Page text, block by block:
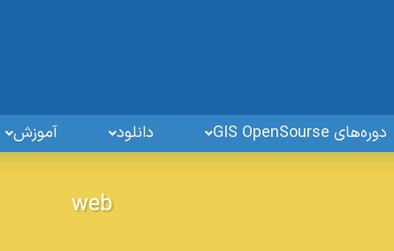
دوره‌های GIS OpenSourse دانلود آموزش
web